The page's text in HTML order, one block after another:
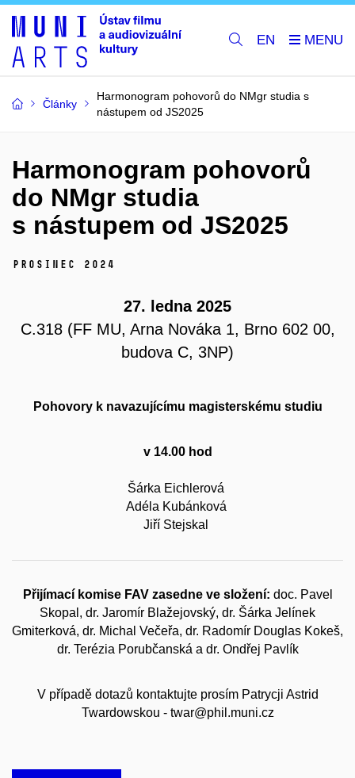
EN
Články
Harmonogram pohovorů do NMgr studia s
nástupem od JS2025
Harmonogram pohovorů
do NMgr studia
s nástupem od JS2025
prosinec 2024
27. ledna 2025
C.318 (FF MU, Arna Nováka 1, Brno 602 00,
budova C, 3NP)
Pohovory k navazujícímu magisterskému studiu
v 14.00 hod
Šárka Eichlerová
Adéla Kubánková
Jiří Stejskal
Přijímací komise FAV zasedne ve složení: doc. Pavel
Skopal, dr. Jaromír Blažejovský, dr. Šárka Jelínek
Gmiterková, dr. Michal Večeřa, dr. Radomír Douglas Kokeš,
dr. Terézia Porubčanská a dr. Ondřej Pavlík
V případě dotazů kontaktujte prosím Patrycji Astrid
Twardowskou - twar@phil.muni.cz